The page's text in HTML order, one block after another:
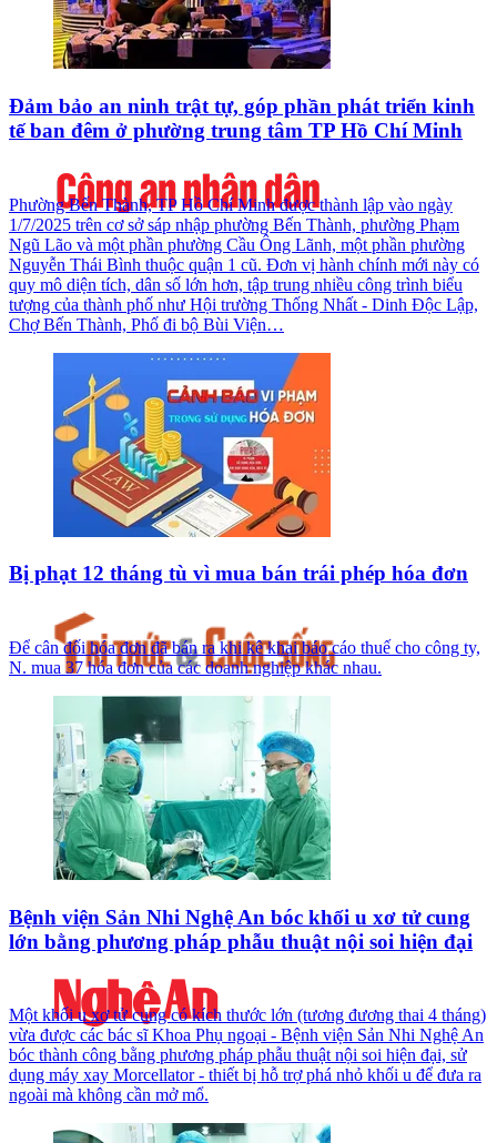
Đảm bảo an ninh trật tự, góp phần phát triển kinh
tế ban đêm ở phường trung tâm TP Hồ Chí Minh
Phường Bến Thành, TP Hồ Chí Minh được thành lập vào ngày
1/7/2025 trên cơ sở sáp nhập phường Bến Thành, phường Phạm
Ngũ Lão và một phần phường Cầu Ông Lãnh, một phần phường
Nguyễn Thái Bình thuộc quận 1 cũ. Đơn vị hành chính mới này có
quy mô diện tích, dân số lớn hơn, tập trung nhiều công trình biểu
tượng của thành phố như Hội trường Thống Nhất - Dinh Độc Lập,
Chợ Bến Thành, Phố đi bộ Bùi Viện…
Bị phạt 12 tháng tù vì mua bán trái phép hóa đơn
Để cân đối hóa đơn đã bán ra khi kê khai báo cáo thuế cho công ty,
N. mua 37 hóa đơn của các doanh nghiệp khác nhau.
Bệnh viện Sản Nhi Nghệ An bóc khối u xơ tử cung
lớn bằng phương pháp phẫu thuật nội soi hiện đại
Một khối u xơ tử cung có kích thước lớn (tương đương thai 4 tháng)
vừa được các bác sĩ Khoa Phụ ngoại - Bệnh viện Sản Nhi Nghệ An
bóc thành công bằng phương pháp phẫu thuật nội soi hiện đại, sử
dụng máy xay Morcellator - thiết bị hỗ trợ phá nhỏ khối u để đưa ra
ngoài mà không cần mở mổ.